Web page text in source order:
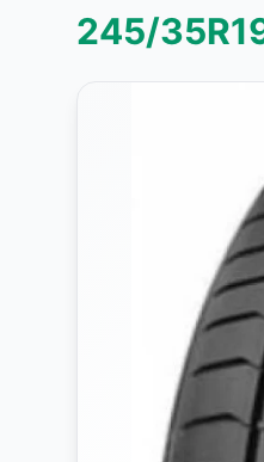
245/